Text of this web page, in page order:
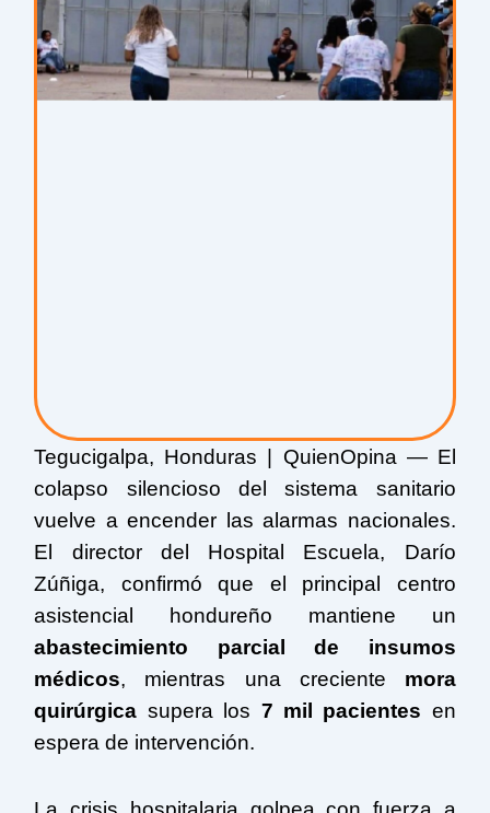
Tegucigalpa, Honduras | QuienOpina — El
colapso silencioso del sistema sanitario
vuelve a encender las alarmas nacionales.
El director del Hospital Escuela, Darío
Zúñiga, confirmó que el principal centro
asistencial hondureño mantiene un
abastecimiento parcial de insumos
médicos, mientras una creciente mora
quirúrgica supera los 7 mil pacientes en
espera de intervención.